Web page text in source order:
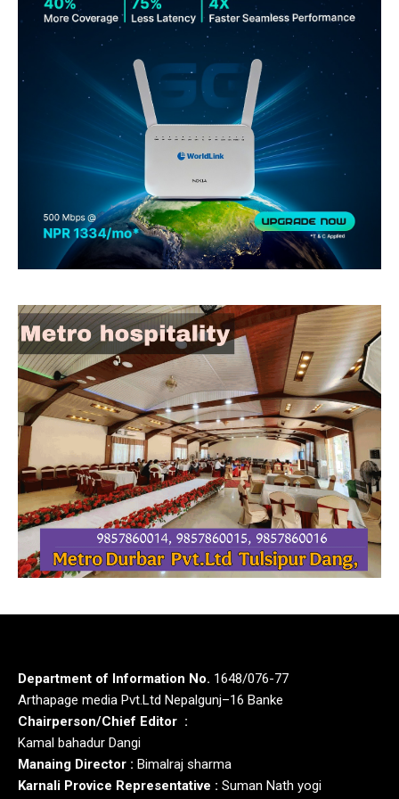
Department of Information No. 1648/076-77
Arthapage media Pvt.Ltd Nepalgunj–16 Banke
Chairperson/Chief Editor :
Kamal bahadur Dangi
Manaing Director : Bimalraj sharma
Karnali Provice Representative : Suman Nath yogi